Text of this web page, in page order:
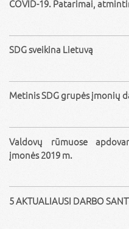
COVID-19. Patarimai,
SDG sveikina Lietuvą
Metinis SDG grupės įmonių
Valdovų rūmuose
įmonės 2019 m.
5 AKTUALIAUSI DARBO